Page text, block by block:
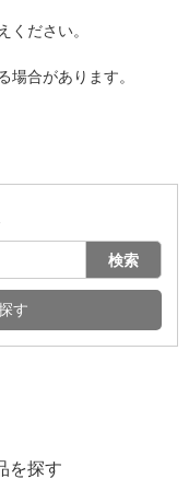
ください。
合があります。
検索
す
を探す